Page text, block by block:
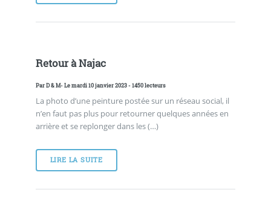
Retour à Najac
ParD & M- Le mardi 10 janvier 2023 - 1450 lecteurs
La photo d’une peinture postée sur un réseau social, il
n’en faut pas plus pour retourner quelques années en
arrière et se replonger dans les (…)
LIRE LA SUITE